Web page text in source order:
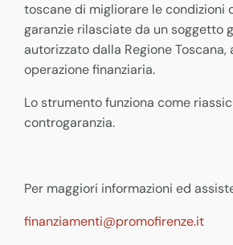
toscane di migliorare le condizioni
garanzie rilasciate da un soggetto
autorizzato dalla Regione Toscana,
operazione finanziaria.
Lo strumento funziona come
controgaranzia.
Per maggiori informazioni ed
finanziamenti@promofirenze.it